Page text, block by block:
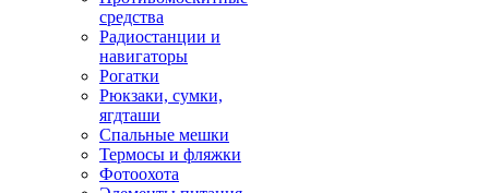
средства
Радиостанции и
навигаторы
Рогатки
Рюкзаки, сумки,
ягдташи
Спальные мешки
Термосы и фляжки
Фотоохота